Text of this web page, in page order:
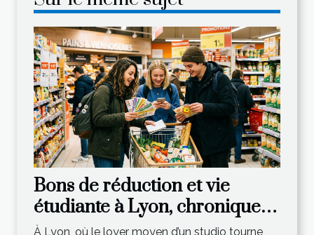
Bons de réduction et vie
étudiante à Lyon, chronique
d’une économie astucieuse
À Lyon, où le loyer moyen d’un studio tourne